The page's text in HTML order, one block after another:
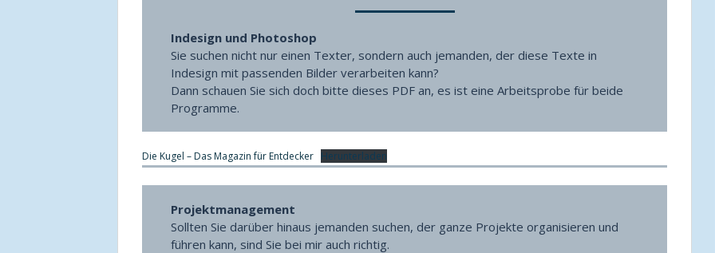
Indesign und Photoshop
Sie suchen nicht nur einen Texter, sondern auch jemanden, der diese Texte in
Indesign mit passenden Bilder verarbeiten kann?
Dann schauen Sie sich doch bitte dieses PDF an, es ist eine Arbeitsprobe für beide
Programme.
Die Kugel – Das Magazin für Entdecker Herunterladen
Projektmanagement
Sollten Sie darüber hinaus jemanden suchen, der ganze Projekte organisieren und
führen kann, sind Sie bei mir auch richtig.